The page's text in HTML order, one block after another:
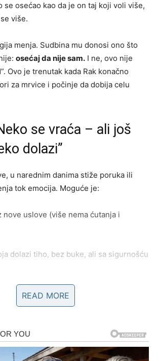
se osećao kao da je on taj koji voli više,
više.
menja. Sudbina mu donosi ono što
osećaj da nije sam. I ne, ovo nije
Ovo je trenutak kada Rak konačno
za mrvice i počinje da dobija celu
se vraća – ali još
dolazi”
u narednim danima stiže poruka ili
tok emocija. Moguće je:
nove uslove (više nema ćutanja i
dolazi tiho, bez buke, ali sa sigurnošću
na veze u kojima stalno mora da
Sudbina mu vraća ljubav koja nije
nagrada za
READ MORE